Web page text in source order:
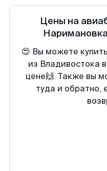
Цены на
😍 Вы можете
из Владивостока
цене🙌. Также вы
туда и обратно,